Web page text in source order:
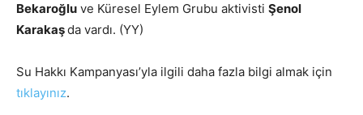
Bekaroğlu ve Küresel Eylem Grubu aktivisti Şenol
Karakaşda vardı. (YY)
Su Hakkı Kampanyası’yla ilgili daha fazla bilgi almak için
tıklayınız.